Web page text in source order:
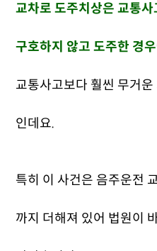
교차로 도주치상은 교통
구호하지 않고 도주한 경
교통사고보다 훨씬 무거
인데요.
특히 이 사건은 음주운전
까지 더해져 있어 법원이